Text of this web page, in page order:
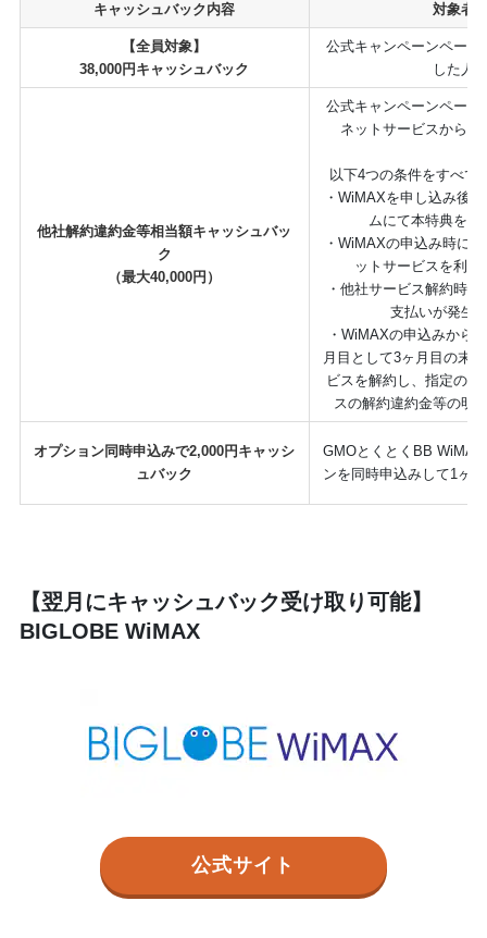
キャッシュバック内容 対象者
【全員対象】
38,000円キャッシュバック
公式キャンペーンページ
した人
他社解約違約金等相当額キャッシュバッ
ク
（最大40,000円）
公式キャンペーンページ
ネットサービスから乗
以下4つの条件をすべて
・WiMAXを申し込み後
ムにて本特典を申
・WiMAXの申込み時に
ットサービスを利用
・他社サービス解約時
支払いが発生
・WiMAXの申込みから
月目として3ヶ月目の末
ビスを解約し、指定の
スの解約違約金等の明
オプション同時申込みで2,000円キャッシ
ュバック
GMOとくとくBB
ンを同時申込みして1ヶ
【翌月にキャッシュバック受け取り可能】
BIGLOBE WiMAX
公式サイト